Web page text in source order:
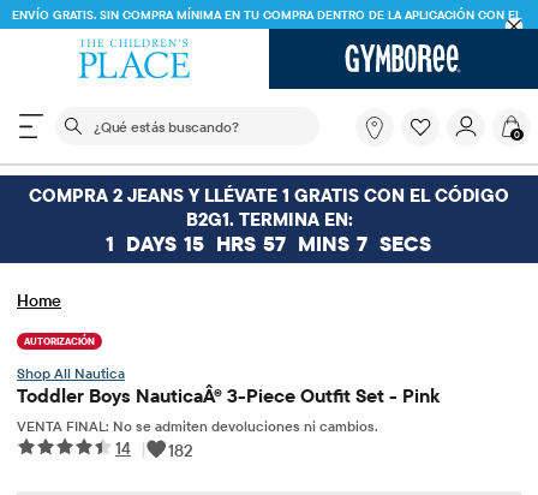
ENVÍO GRATIS. SIN COMPRA MÍNIMA EN TU COMPRA DENTRO DE LA APLICACIÓN CON EL
CÓDIGO
El siguiente campo de búsqueda filtra las
buscando?
0
COMPRA 2 JEANS Y LLÉVATE 1 GRATIS CON EL CÓDIGO
B2G1. TERMINA EN:
1 DAYS 15 HRS 57 MINS 7 SECS
Home
AUTORIZACIÓN
Nautica
Toddler Boys NauticaÂ® 3-Piece Outfit Set - Pink
VENTA FINAL: No se admiten devoluciones ni cambios.
14 | 182